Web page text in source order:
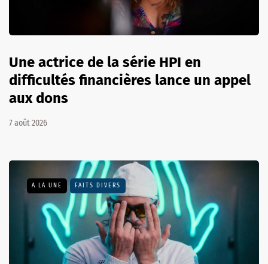
Une actrice de la série HPI en
difficultés financières lance un appel
aux dons
7 août 2026
A LA UNE FAITS DIVERS